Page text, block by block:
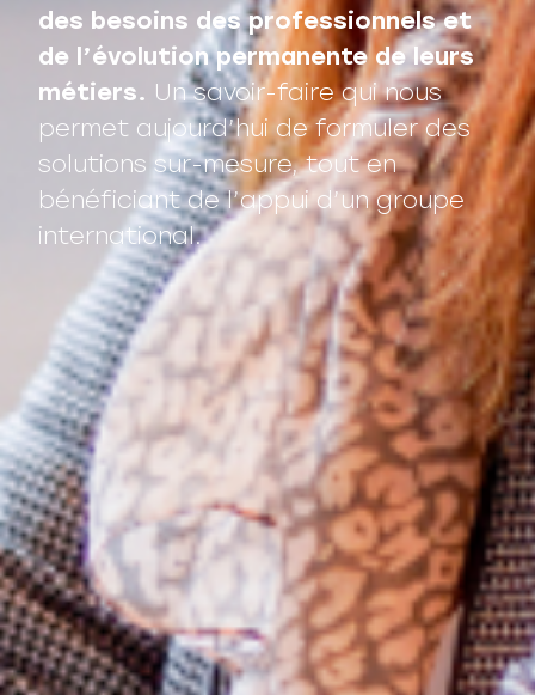
des besoins des professionnels et
de l’évolution permanente de leurs
métiers. Un savoir-faire qui nous
permet aujourd’hui de formuler des
solutions sur-mesure, tout en
bénéficiant de l’appui d’un groupe
international.